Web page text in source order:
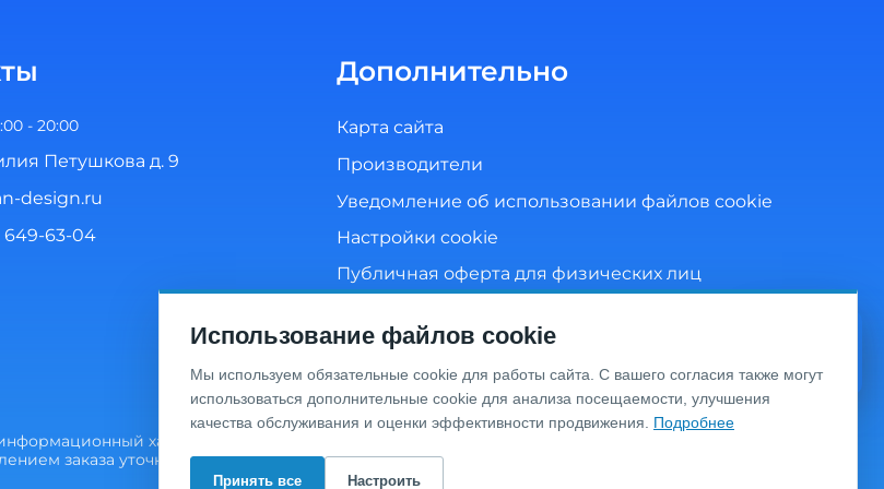
консультация
- 20:00
Петушкова д. 9
design.ru
649-63-04
Дополнительно
Карта сайта
Производители
Уведомление об использовании файлов cookie
Настройки cookie
Публичная оферта для физических лиц
Согласие на обработку персональных данных
характер и не является публичной офертой, определяемой положениями
заказа уточняйте актуальную цену у менеджера по телефону.
Использование файлов cookie
Мы используем обязательные cookie для работы сайта. С вашего согласия также могут
использоваться дополнительные cookie для анализа посещаемости, улучшения
качества обслуживания и оценки эффективности продвижения. Подробнее
Принять все Настроить